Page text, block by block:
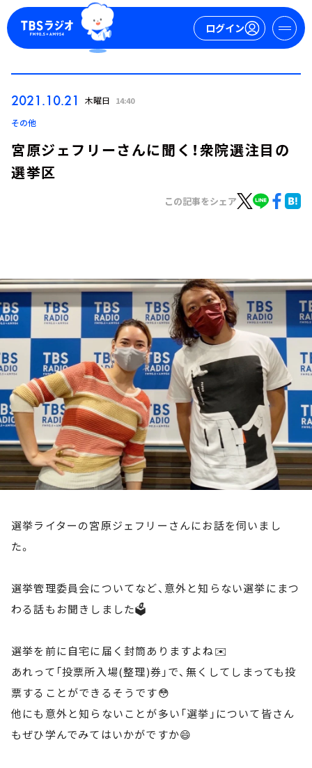
ログイン
トピックス
TBS Podcast
お知らせ
イベント・グッズ
YouTube
会社情報
2021.10.21 木曜日 14:40
その他
宮原ジェフリーさんに聞く！衆院選注目の
選挙区
この記事をシェア
選挙ライターの宮原ジェフリーさんにお話を伺いまし
た。
選挙管理委員会についてなど、意外と知らない選挙にまつ
わる話もお聞きしました🗳
選挙を前に自宅に届く封筒ありますよね✉️
あれって「投票所入場(整理)券」で、無くしてしまっても投
票することができるそうです😳
他にも意外と知らないことが多い「選挙」について皆さん
もぜひ学んでみてはいかがですか😄